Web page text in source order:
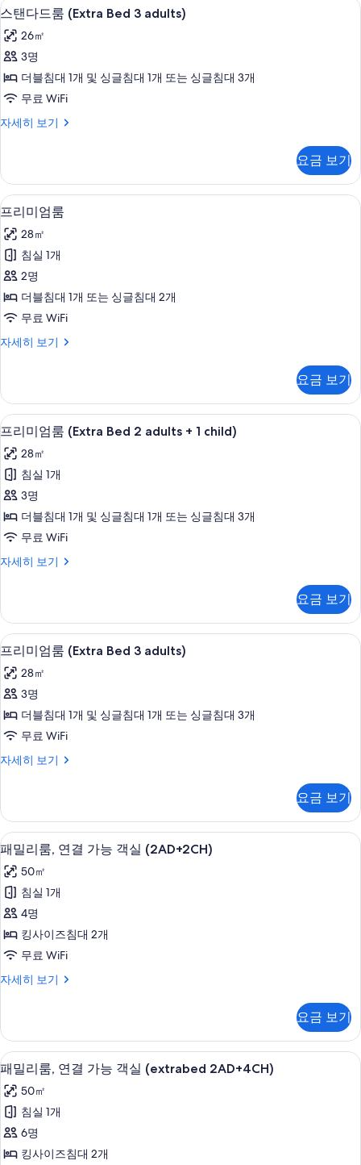
사
진
모
두
보
기
Bed
adults
+
child)
자
히
스
탠
다
드
룸
(Extra
Bed
사
진
모
두
보
기
7
스탠다드룸 (Extra Bed 3 adults)
26㎡
3명
더블침대 1개 및 싱글침대 1개 또는 싱글침대 3개
무료 WiFi
자세히 보기
스
룸
(Extra
Bed
adults)
자
세
히
보
기
요금 보기
프
리
미
엄
룸
사
모
보
기
저자극성 침구, 미니바, 객실 내 금고,
11
프리미엄룸
28㎡
침실 1개
2명
더블침대 1개 또는 싱글침대 2개
무료 WiFi
자세히 보기
프
룸
자
세
보
기
요금 보기
프
리
미
엄
룸
(Extra
Bed
2
1
child)
사
진
모
두
보
기
저자극성 침구, 미니바, 객실 내 금고,
11
프리미엄룸 (Extra Bed 2 adults + 1 child)
28㎡
침실 1개
3명
더블침대 1개 및 싱글침대 1개 또는 싱글침대 3개
무료 WiFi
자세히 보기
프
룸
(Extra
Bed
adults
+
child)
자
히
요금 보기
프
리
미
엄
룸
(Extra
Bed
사
진
모
두
보
기
저자극성 침구, 미니바, 객실 내 금고,
11
프리미엄룸 (Extra Bed 3 adults)
28㎡
3명
더블침대 1개 및 싱글침대 1개 또는 싱글침대 3개
무료 WiFi
자세히 보기
프
룸
(Extra
Bed
adults)
자
세
히
보
기
요금 보기
패
밀
리
룸,
연
결
능
실
(2AD+2CH)
사
진
모
두
보
저자극성 침구, 미니바, 객실 내 금고,
8
패밀리룸, 연결 가능 객실 (2AD+2CH)
50㎡
침실 1개
4명
킹사이즈침대 2개
무료 WiFi
자세히 보기
패
연
결
가
능
객
실
(2AD+2CH)
자
세
요금 보기
패
밀
리
룸,
연
저자극성 침구, 미니바, 객실 내 금고,
8
패밀리룸, 연결 가능 객실 (extrabed 2AD+4CH)
50㎡
침실 1개
6명
킹사이즈침대 2개